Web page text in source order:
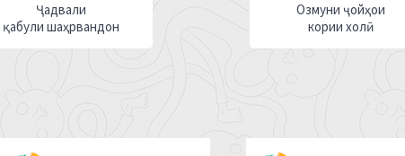
Ҷадвали
қабули шаҳрвандон
Озмуни ҷойҳои
кории холӣ